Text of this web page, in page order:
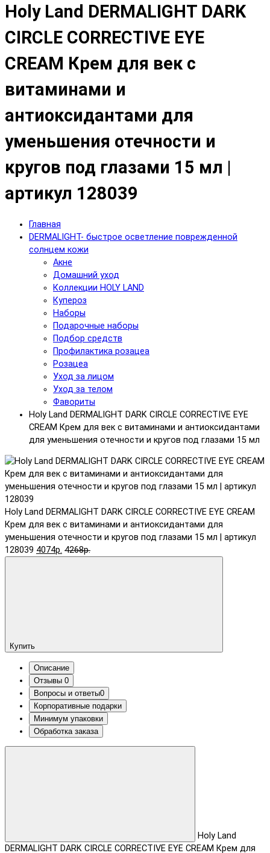
Holy Land DERMALIGHT DARK
CIRCLE CORRECTIVE EYE
CREAM Крем для век с
витаминами и
антиоксидантами для
уменьшения отечности и
кругов под глазами 15 мл |
артикул 128039
Главная
DERMALIGHT- быстрое осветление поврежденной
солнцем кожи
Акне
Домашний уход
Коллекции HOLY LAND
Купероз
Наборы
Подарочные наборы
Подбор средств
Профилактика розацеа
Розацеа
Уход за лицом
Уход за телом
Фавориты
Holy Land DERMALIGHT DARK CIRCLE CORRECTIVE EYE
CREAM Крем для век с витаминами и антиоксидантами
для уменьшения отечности и кругов под глазами 15 мл
Holy Land DERMALIGHT DARK CIRCLE CORRECTIVE EYE CREAM
Крем для век с витаминами и антиоксидантами для
уменьшения отечности и кругов под глазами 15 мл | артикул
128039 4074р. 4268р.
Купить
Описание
Отзывы 0
Вопросы и ответы0
Корпоративные подарки
Минимум упаковки
Обработка заказа
Holy Land
DERMALIGHT DARK CIRCLE CORRECTIVE EYE CREAM Крем для